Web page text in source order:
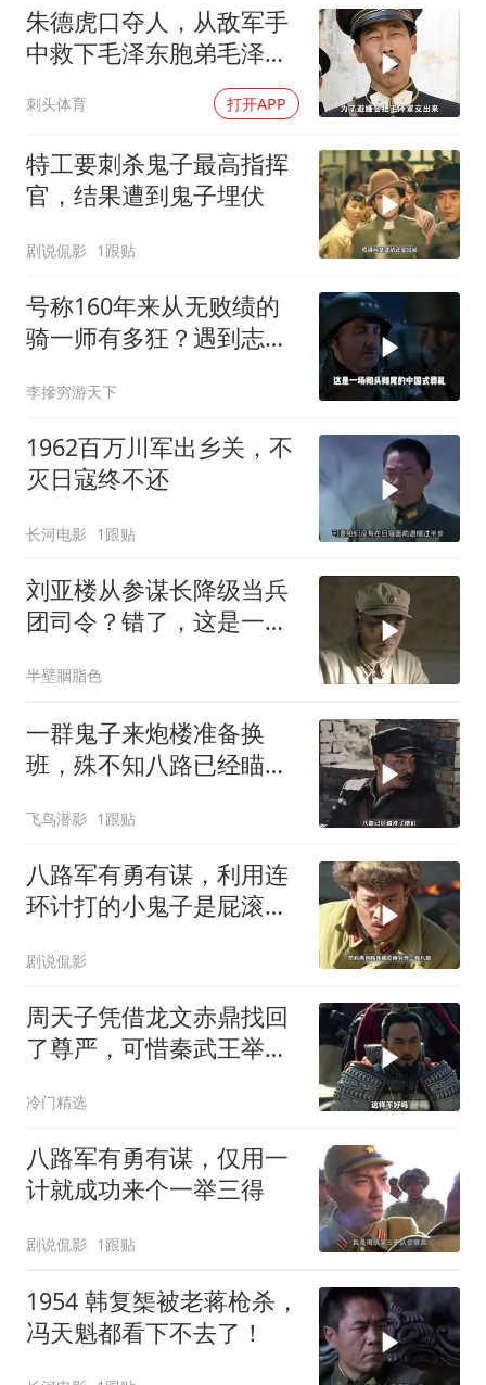
朱德虎口夺人，从敌军手
中救下毛泽东胞弟毛泽
刺头体育 打开APP
特工要刺杀鬼子最高指挥
官，结果遭到鬼子埋伏
剧说侃影 1跟贴
号称160年来从无败绩的
骑一师有多狂？遇到志愿
李摻穷游天下
1962百万川军出乡关，不
灭日寇终不还
长河电影 1跟贴
刘亚楼从参谋长降级当兵
团司令？错了，这是一次
半壁胭脂色
一群鬼子来炮楼准备换
班，殊不知八路已经瞄准
飞鸟潜影 1跟贴
八路军有勇有谋，利用连
环计打的小鬼子是屁滚尿
剧说侃影
周天子凭借龙文赤鼎找回
了尊严，可惜秦武王举鼎
冷门精选
八路军有勇有谋，仅用一
计就成功来个一举三得
剧说侃影 1跟贴
1954 韩复榘被老蒋枪杀，
冯天魁都看下不去了！